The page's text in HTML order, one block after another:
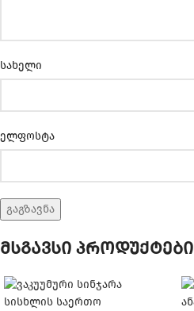
სახელი
ელფოსტა
მსგავსი პროდუქტები